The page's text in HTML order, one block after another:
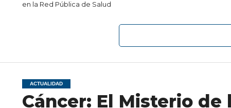
en la Red Pública de Salud
ACTUALIDAD
Cáncer: El Misterio de